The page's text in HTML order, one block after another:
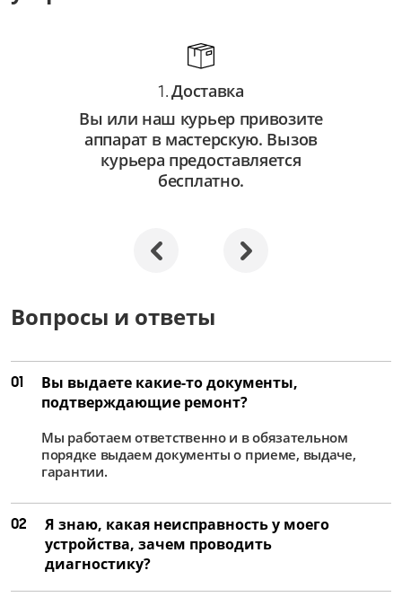
от 750 ₽
Ремонт автофокуса
от 2 250 ₽
Замена объектива
Ремонт затвора
Замена матрицы
от 4 000 ₽
Ремонт матрицы
от 2 500 ₽
Замена цепей питания
от 2 250 ₽
Ремонт цепей питания
1.Доставка
Вы или наш курьер привозите
аппарат в мастерскую. Вызов
курьера предоставляется
бесплатно.
Вопросы и ответы
01
Вы выдаете какие-то документы,
подтверждающие ремонт?
Мы работаем ответственно и в обязательном
порядке выдаем документы о приеме, выдаче,
гарантии.
02
Я знаю, какая неисправность у моего
устройства, зачем проводить
диагностику?